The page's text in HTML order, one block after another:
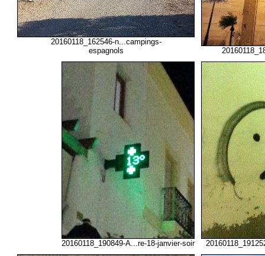
20160118_162546-n...campings-
espagnols
20160118_190849-A...re-18-janvier-soir